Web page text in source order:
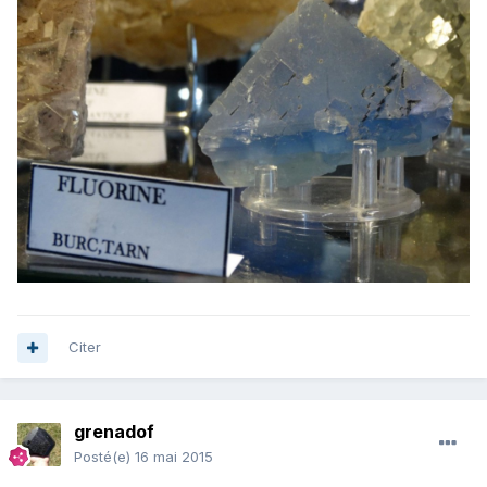
Citer
grenadof
Posté(e) 16 mai 2015